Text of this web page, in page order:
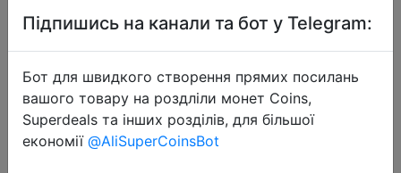
Підпишись на канали та бот у Telegram:
Бот для швидкого створення прямих посилань
вашого товару на роздліли монет Coins,
Superdeals та інших розділів, для більшої
економії @AliSuperCoinsBot